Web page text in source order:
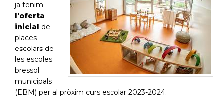
ja tenim
l’oferta
inicial de
places
escolars de
les escoles
bressol
municipals
(EBM) per al pròxim curs escolar 2023-2024.